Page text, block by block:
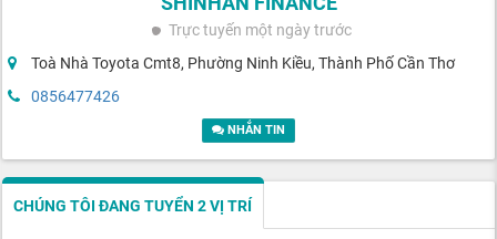
Trực tuyến một ngày trước
Toà Nhà Toyota Cmt8, Phường Ninh Kiều, Thành Phố Cần Thơ
0856477426
NHẮN TIN
CHÚNG TÔI ĐANG TUYỂN 2 VỊ TRÍ